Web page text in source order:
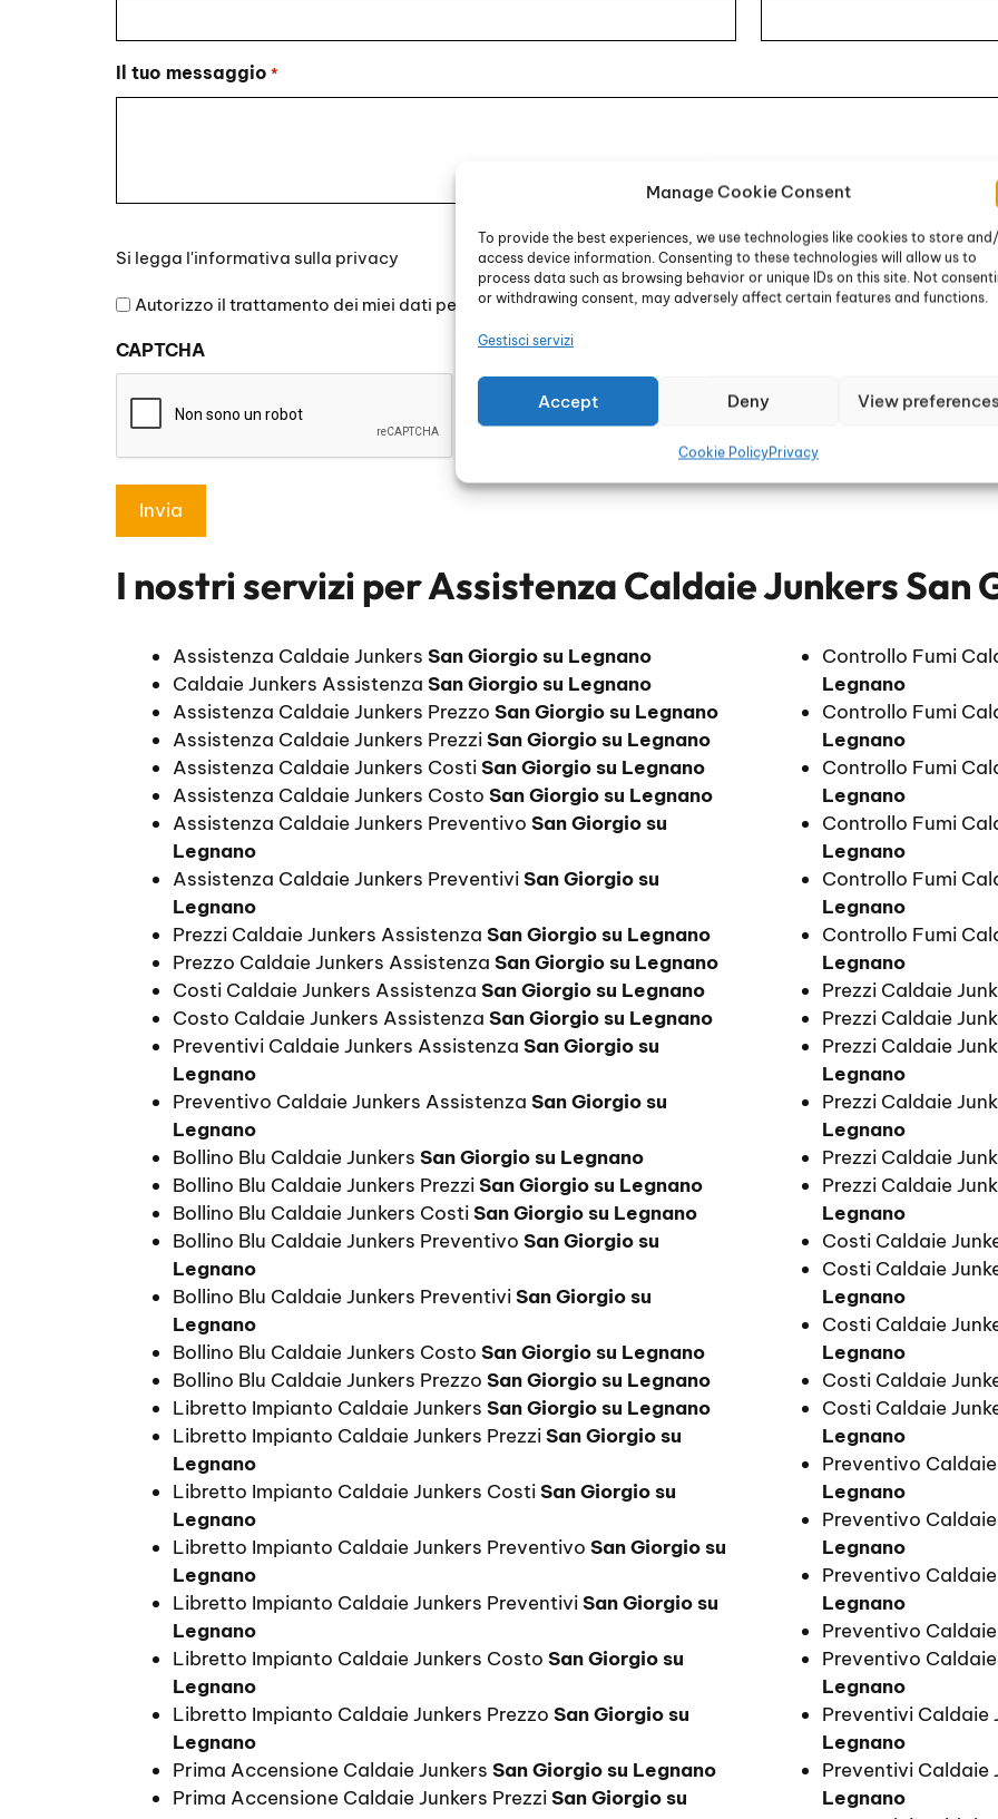
Manage Cookie Consent
To provide the best experiences, we use technologies like cookies to store
access device information. Consenting to these technologies will allow us to
process data such as browsing behavior or unique IDs on this site. Not
or withdrawing consent, may adversely affect certain features and functions.
Gestisci servizi
Accept Deny View preferences
Cookie PolicyPrivacy
Il tuo messaggio *
legga
l'informativa
privacy
Si legga l'informativa sulla privacy
Autorizzo il trattamento dei miei dati personali
CAPTCHA
I nostri servizi perAssistenza Caldaie Junkers San
Assistenza Caldaie Junkers San Giorgio su Legnano
Caldaie Junkers Assistenza San Giorgio su Legnano
Assistenza Caldaie Junkers Prezzo San Giorgio su Legnano
Assistenza Caldaie Junkers PrezziSan Giorgio su Legnano
Assistenza Caldaie Junkers CostiSan Giorgio su Legnano
Assistenza Caldaie Junkers Costo San Giorgio su Legnano
Assistenza Caldaie Junkers Preventivo San Giorgio su
Legnano
Assistenza Caldaie Junkers PreventiviSan Giorgio su
Legnano
Prezzi Caldaie Junkers Assistenza San Giorgio su Legnano
Prezzo Caldaie Junkers Assistenza San Giorgio su Legnano
Costi Caldaie Junkers Assistenza San Giorgio su Legnano
Costo Caldaie Junkers Assistenza San Giorgio su Legnano
Preventivi Caldaie Junkers Assistenza San Giorgio su
Legnano
Preventivo Caldaie Junkers Assistenza San Giorgio su
Legnano
Bollino Blu Caldaie Junkers San Giorgio su Legnano
Bollino Blu Caldaie Junkers PrezziSan Giorgio su Legnano
Bollino Blu Caldaie Junkers CostiSan Giorgio su Legnano
Bollino Blu Caldaie Junkers Preventivo San Giorgio su
Legnano
Bollino Blu Caldaie Junkers PreventiviSan Giorgio su
Legnano
Bollino Blu Caldaie Junkers Costo San Giorgio su Legnano
Bollino Blu Caldaie Junkers Prezzo San Giorgio su Legnano
Libretto Impianto Caldaie Junkers San Giorgio su Legnano
Libretto Impianto Caldaie Junkers PrezziSan Giorgio su
Legnano
Libretto Impianto Caldaie Junkers CostiSan Giorgio su
Legnano
Libretto Impianto Caldaie Junkers Preventivo San Giorgio su
Legnano
Libretto Impianto Caldaie Junkers PreventiviSan Giorgio su
Legnano
Libretto Impianto Caldaie Junkers Costo San Giorgio su
Legnano
Libretto Impianto Caldaie Junkers Prezzo San Giorgio su
Legnano
Prima Accensione Caldaie Junkers San Giorgio su Legnano
Prima Accensione Caldaie Junkers PrezziSan Giorgio su
Controllo Fumi
Legnano
Controllo Fumi
Legnano
Controllo Fumi
Legnano
Controllo Fumi
Legnano
Controllo Fumi
Legnano
Controllo Fumi
Legnano
Prezzi Caldaie
Prezzi Caldaie
Prezzi Caldaie
Legnano
Prezzi Caldaie
Legnano
Prezzi Caldaie
Prezzi Caldaie
Legnano
Costi Caldaie
Costi Caldaie
Legnano
Costi Caldaie
Legnano
Costi Caldaie
Costi Caldaie
Legnano
Preventivo
Legnano
Preventivo
Legnano
Preventivo
Legnano
Preventivo
Preventivo
Legnano
Preventivi Caldaie
Legnano
Preventivi Caldaie
Legnano